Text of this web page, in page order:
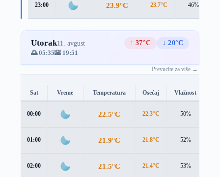
23:00 23.9°C 23.7°C 46%
Utorak11. avgust ↑ 37°C
↓ 20°C
🌅 05:35🌇 19:51
Prevucite za više →
Sat Vreme Temperatura Osećaj Vlažnost
00:00 22.5°C 22.3°C 50%
01:00 21.9°C 21.8°C 52%
02:00 21.5°C 21.4°C 53%